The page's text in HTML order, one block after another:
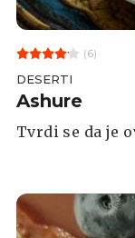
(6)
DESERTI
Ashure
Tvrdi se da je